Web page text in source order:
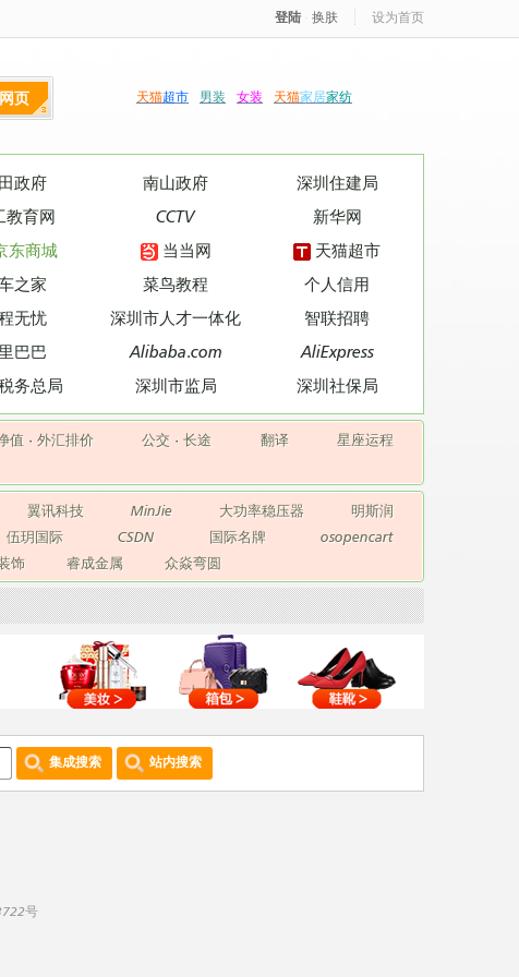
登陆 换肤 设为首页
页 天猫超市 男装 女装 天猫家居家纺
政府 南山政府
深圳住建局
教育网 CCTV
新华网
东商城 当当网
天猫超市
之家 菜鸟教程
个人信用
无忧 深圳市人才一体化
智联招聘
巴巴 Alibaba.com
AliExpress
务总局 深圳市监局 深圳社保局
值· 外汇排价 公交 ·长途 翻译
星座运程
翼讯科技 MinJie 大功率稳压器
明斯润
伍玥国际 CSDN 国际名牌
osopencart
饰 睿成金属 众焱弯圆
集成搜索 站内搜索
号